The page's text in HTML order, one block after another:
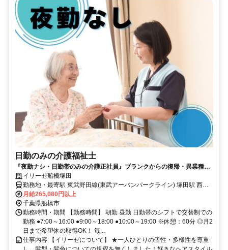
日勤のみの介護福祉士
『夜勤ナシ・日勤帯のみの介護正社員』ブランクからの復帰・異業種か
らの転職も大歓迎です！
イリーゼ船橋塚田
勤務地・最寄駅 東武野田線(東武アーバンパークライン) 塚田駅 西口
徒歩5 分
月給265,080円以上
千葉県船橋市
勤務時間・期間 【勤務時間】 朝勤 昼勤 日勤帯のシフトで交替制での
勤務 ●7:00～16:00 ●9:00～18:00 ●10:00～19:00 ※休憩：60分 ◎月2
日まで希望休の取得OK！ 毎...
仕事内容 【イリーゼについて】 ★一人ひとりの個性・多様性を尊重